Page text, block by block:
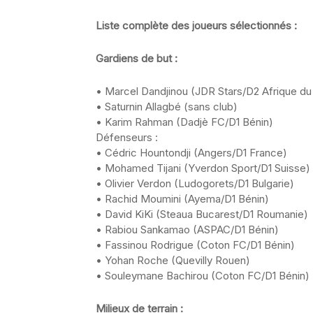
Liste complète des joueurs sélectionnés :
Gardiens de but :
• Marcel Dandjinou (JDR Stars/D2 Afrique
• Saturnin Allagbé (sans club)
• Karim Rahman (Dadjè FC/D1 Bénin)
Défenseurs :
• Cédric Hountondji (Angers/D1 France)
• Mohamed Tijani (Yverdon Sport/D1 Suisse)
• Olivier Verdon (Ludogorets/D1 Bulgarie)
• Rachid Moumini (Ayema/D1 Bénin)
• David KiKi (Steaua Bucarest/D1 Roumanie)
• Rabiou Sankamao (ASPAC/D1 Bénin)
• Fassinou Rodrigue (Coton FC/D1 Bénin)
• Yohan Roche (Quevilly Rouen)
• Souleymane Bachirou (Coton FC/D1 Bénin)
Milieux de terrain :